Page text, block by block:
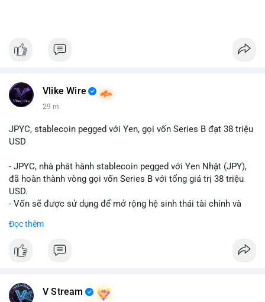
Vlike Wire
29 m
JPYC, stablecoin pegged với Yen, gọi vốn Series B đạt 38 triệu
USD
- JPYC, nhà phát hành stablecoin pegged với Yen Nhật (JPY),
đã hoàn thành vòng gọi vốn Series B với tổng giá trị 38 triệu
USD.
- Vốn sẽ được sử dụng để mở rộng hệ sinh thái tài chính và
- Mục tiêu là tăng tốc độ przyjęcie của token yen-pegged JPYC
- Đây là bước tiến quan trọng trong việc phát triển stablecoin
Đọc thêm
V Stream